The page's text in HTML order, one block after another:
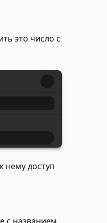
это число с
нему доступ